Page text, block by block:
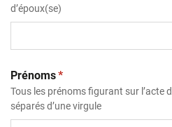
d’époux(se)
Prénoms(obligatoire)
*
Tous les prénoms figurant sur l’acte
séparés d’une virgule